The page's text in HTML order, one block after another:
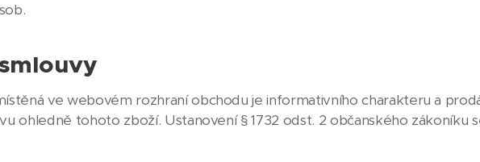
ve webovém rozhraní obchodu je informativního charakteru a
ohledně tohoto zboží. Ustanovení § 1732 odst. 2 občanského zákoníku